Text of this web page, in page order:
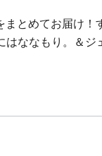
とめてお届け
はななもり。＆ジ